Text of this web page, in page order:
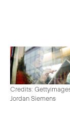
Credits:
Jordan Siemens